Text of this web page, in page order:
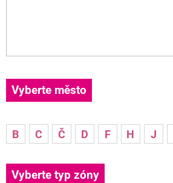
Vyberte město
B C Č D F H J
Vyberte typ zóny